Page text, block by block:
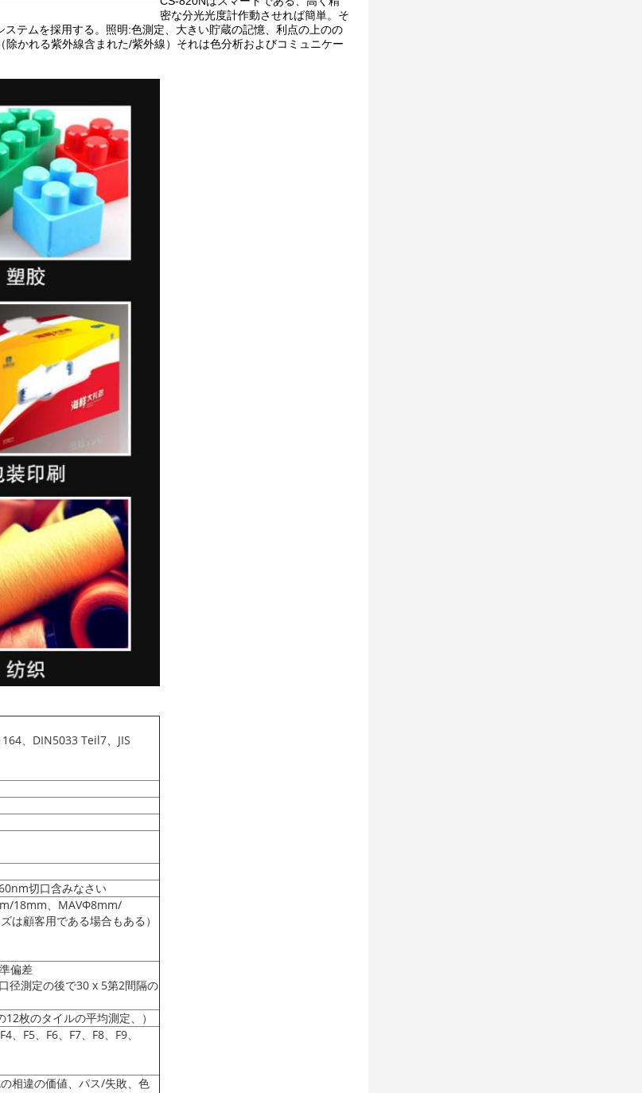
密な分光光度計作動させれば簡単。そ
テムを採用する。照明:色測定、大きい貯蔵の記憶、利点の上のの
かれる紫外線含まれた/紫外線）それは色分析およびコミュニケー
、DIN5033 Teil7、JIS
切口含みなさい
18mm、MAVΦ8mm/
顧客用である場合もある）
偏差
径測定の後で30 x 5第2間隔の
枚のタイルの平均測定、）
F5、F6、F7、F8、F9、
相違の価値、パス/失敗、色